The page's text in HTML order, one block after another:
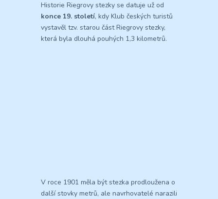
Historie Riegrovy stezky se datuje už od
konce 19. století, kdy Klub českých turistů
vystavěl tzv. starou část Riegrovy stezky,
která byla dlouhá pouhých 1,3 kilometrů.
V roce 1901 měla být stezka prodloužena o
další stovky metrů, ale navrhovatelé narazili